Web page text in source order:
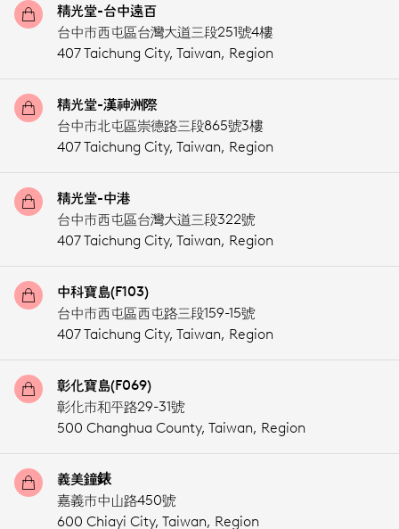
精光堂-台中遠百
台中市西屯區台灣大道三段251號4樓
407 Taichung City, Taiwan, Region
精光堂-漢神洲際
台中市北屯區崇德路三段865號3樓
407 Taichung City, Taiwan, Region
精光堂-中港
台中市西屯區台灣大道三段322號
407 Taichung City, Taiwan, Region
中科寶島(F103)
台中市西屯區西屯路三段159-15號
407 Taichung City, Taiwan, Region
彰化寶島(F069)
彰化市和平路29-31號
500 Changhua County, Taiwan, Region
義美鐘錶
嘉義市中山路450號
600 Chiayi City, Taiwan, Region